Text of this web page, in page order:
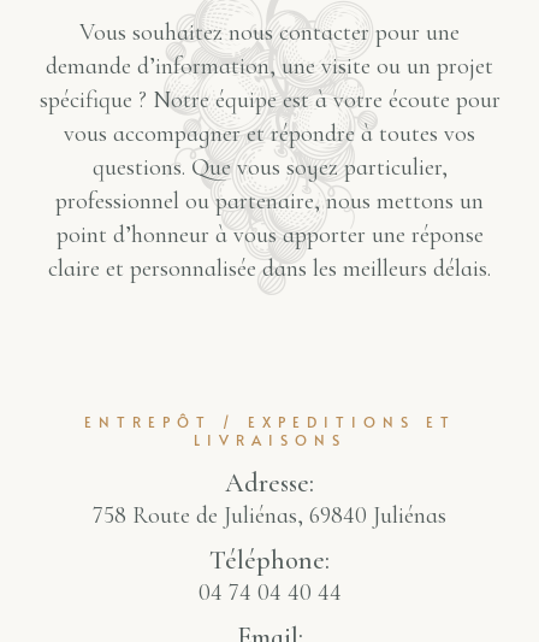
Vous souhaitez nous contacter pour une
demande d’information, une visite ou un projet
spécifique ? Notre équipe est à votre écoute pour
vous accompagner et répondre à toutes vos
questions. Que vous soyez particulier,
professionnel ou partenaire, nous mettons un
point d’honneur à vous apporter une réponse
claire et personnalisée dans les meilleurs délais.
ENTREPÔT / EXPEDITIONS ET
LIVRAISONS
Adresse:
758 Route de Juliénas, 69840 Juliénas
Téléphone:
04 74 04 40 44